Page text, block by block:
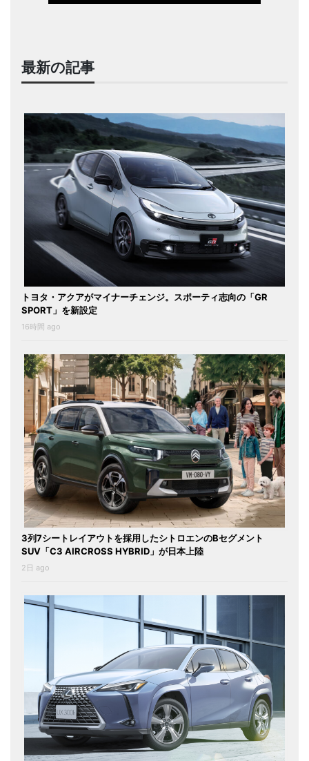
最新の記事
トヨタ・アクアがマイナーチェンジ。スポーティ志向の「GR
SPORT」を新設定
16時間 ago
3列7シートレイアウトを採用したシトロエンのBセグメント
SUV「C3 AIRCROSS HYBRID」が日本上陸
2日 ago